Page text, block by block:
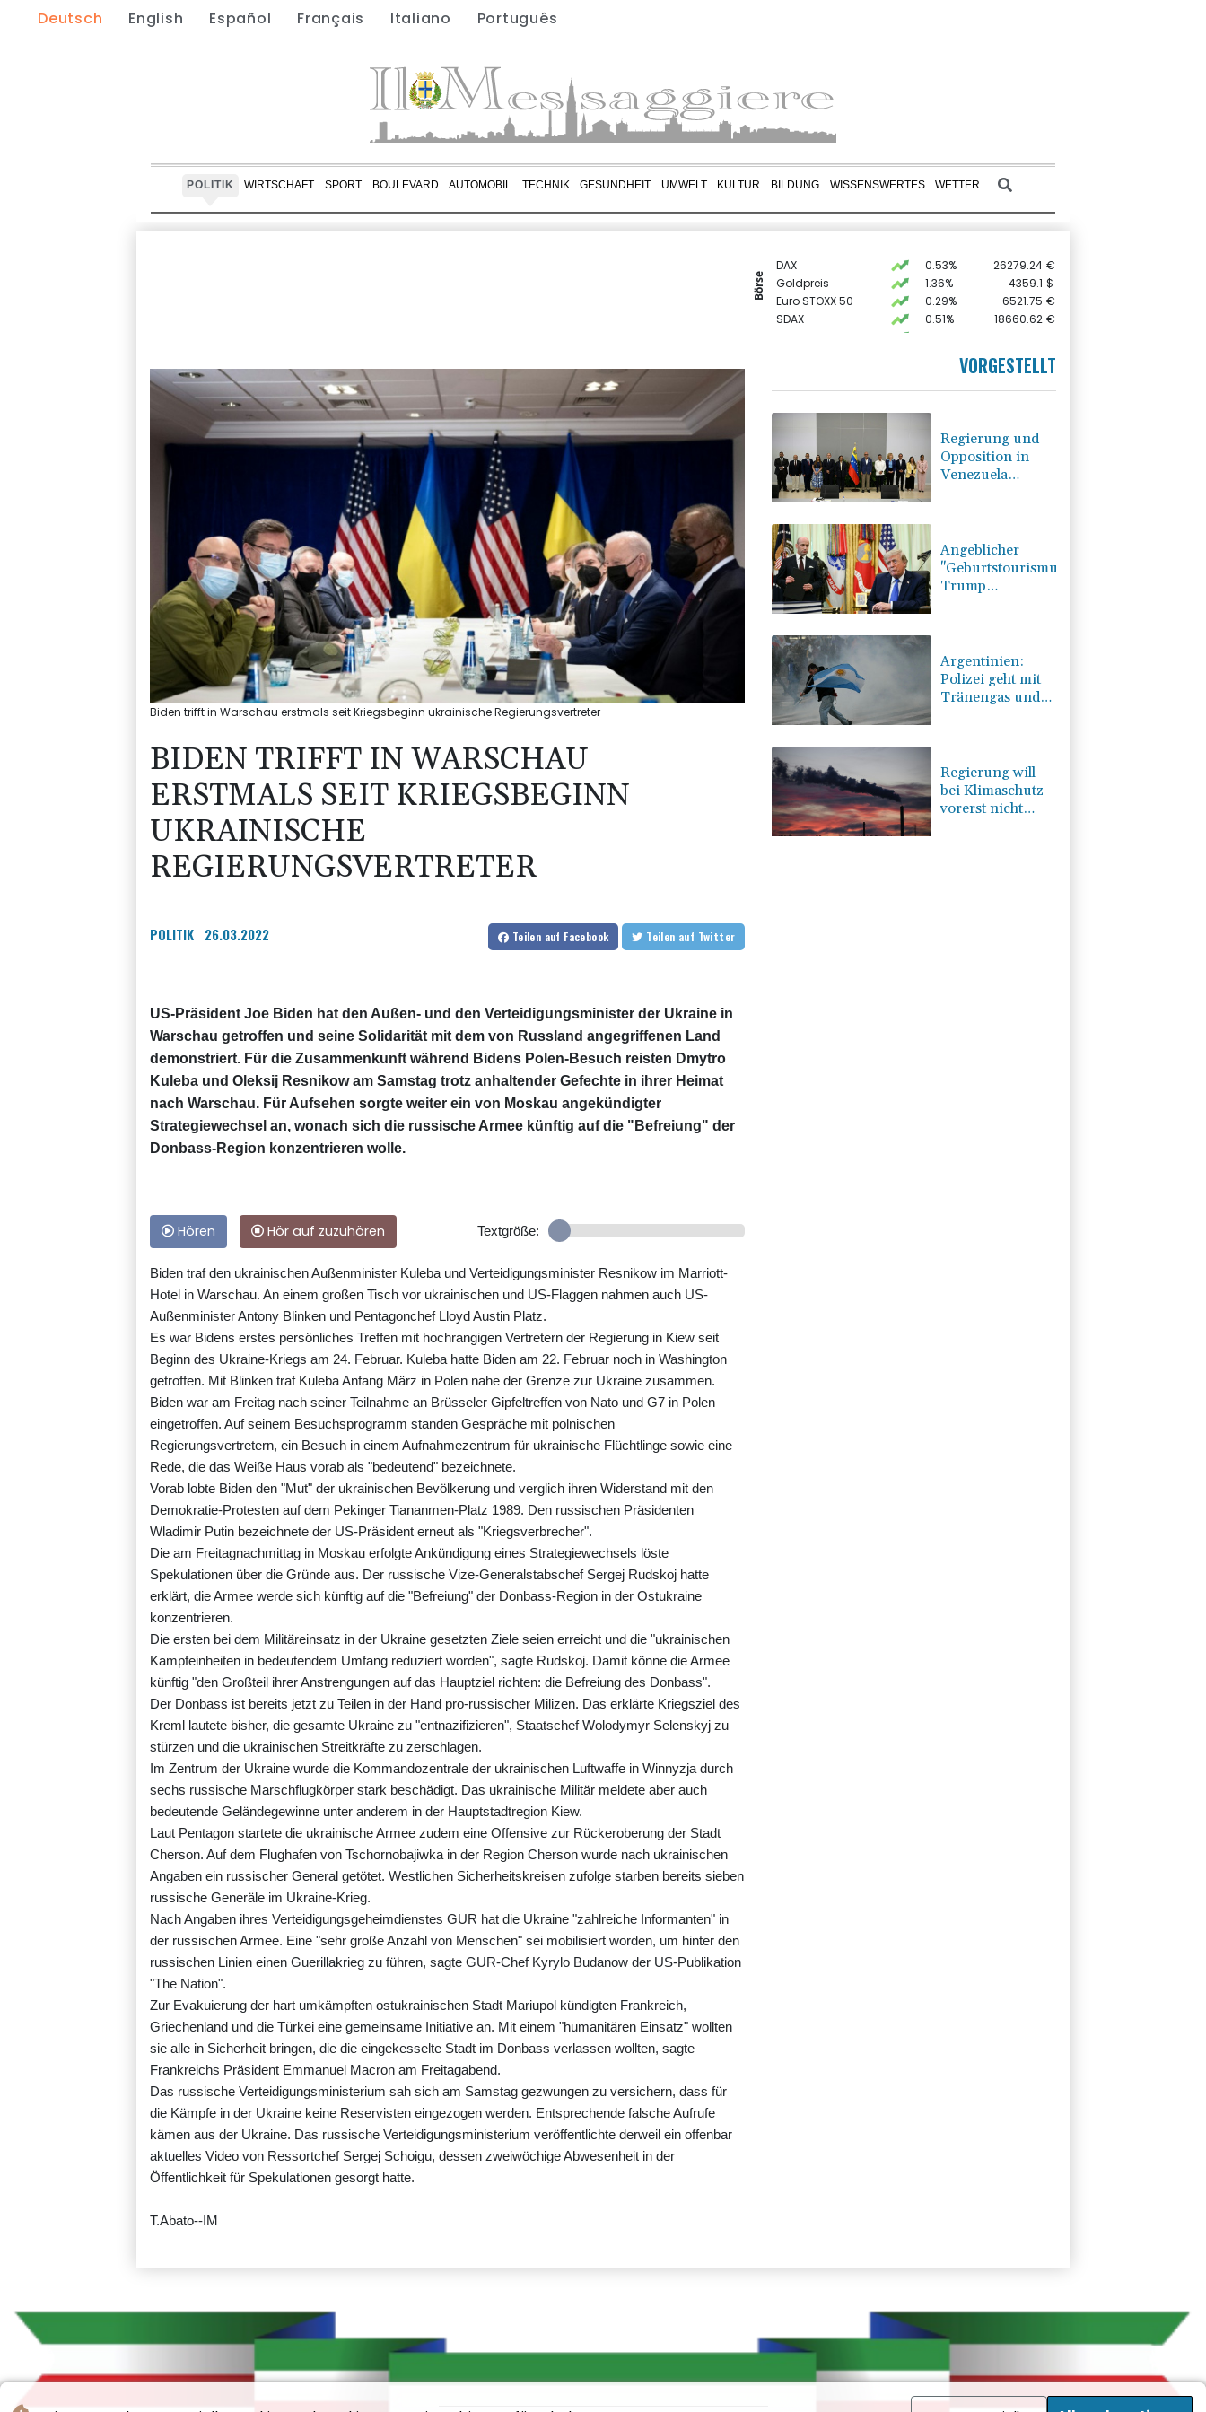
Deutsch English Español Français Italiano Português
POLITIK WIRTSCHAFT SPORT BOULEVARD AUTOMOBIL TECHNIK GESUNDHEIT UMWELT KULTUR BILDUNG WISSENSWERTES WETTER
Börse
DAX 0.53% 26279.24 €
Goldpreis
1.36% 4359.1 $
Euro STOXX 50
0.29% 6521.75 €
SDAX
0.51% 18660.62 €
32522.97 €
1.1526 $
Biden trifft in Warschau erstmals seit Kriegsbeginn ukrainische Regierungsvertreter
BIDEN TRIFFT IN WARSCHAU
ERSTMALS SEIT KRIEGSBEGINN
UKRAINISCHE
REGIERUNGSVERTRETER
POLITIK 26.03.2022 Teilen auf Facebook Teilen auf Twitter
US-Präsident Joe Biden hat den Außen- und den Verteidigungsminister der Ukraine in
Warschau getroffen und seine Solidarität mit dem von Russland angegriffenen Land
demonstriert. Für die Zusammenkunft während Bidens Polen-Besuch reisten Dmytro
Kuleba und Oleksij Resnikow am Samstag trotz anhaltender Gefechte in ihrer Heimat
nach Warschau. Für Aufsehen sorgte weiter ein von Moskau angekündigter
Strategiewechsel an, wonach sich die russische Armee künftig auf die "Befreiung" der
Donbass-Region konzentrieren wolle.
Hören Hör auf zuzuhören Textgröße:
Biden traf den ukrainischen Außenminister Kuleba und Verteidigungsminister Resnikow im Marriott-
Hotel in Warschau. An einem großen Tisch vor ukrainischen und US-Flaggen nahmen auch US-
Außenminister Antony Blinken und Pentagonchef Lloyd Austin Platz.
Es war Bidens erstes persönliches Treffen mit hochrangigen Vertretern der Regierung in Kiew seit
Beginn des Ukraine-Kriegs am 24. Februar. Kuleba hatte Biden am 22. Februar noch in Washington
getroffen. Mit Blinken traf Kuleba Anfang März in Polen nahe der Grenze zur Ukraine zusammen.
Biden war am Freitag nach seiner Teilnahme an Brüsseler Gipfeltreffen von Nato und G7 in Polen
eingetroffen. Auf seinem Besuchsprogramm standen Gespräche mit polnischen
Regierungsvertretern, ein Besuch in einem Aufnahmezentrum für ukrainische Flüchtlinge sowie eine
Rede, die das Weiße Haus vorab als "bedeutend" bezeichnete.
Vorab lobte Biden den "Mut" der ukrainischen Bevölkerung und verglich ihren Widerstand mit den
Demokratie-Protesten auf dem Pekinger Tiananmen-Platz 1989. Den russischen Präsidenten
Wladimir Putin bezeichnete der US-Präsident erneut als "Kriegsverbrecher".
Die am Freitagnachmittag in Moskau erfolgte Ankündigung eines Strategiewechsels löste
Spekulationen über die Gründe aus. Der russische Vize-Generalstabschef Sergej Rudskoj hatte
erklärt, die Armee werde sich künftig auf die "Befreiung" der Donbass-Region in der Ostukraine
konzentrieren.
Die ersten bei dem Militäreinsatz in der Ukraine gesetzten Ziele seien erreicht und die "ukrainischen
Kampfeinheiten in bedeutendem Umfang reduziert worden", sagte Rudskoj. Damit könne die Armee
künftig "den Großteil ihrer Anstrengungen auf das Hauptziel richten: die Befreiung des Donbass".
Der Donbass ist bereits jetzt zu Teilen in der Hand pro-russischer Milizen. Das erklärte Kriegsziel des
Kreml lautete bisher, die gesamte Ukraine zu "entnazifizieren", Staatschef Wolodymyr Selenskyj zu
stürzen und die ukrainischen Streitkräfte zu zerschlagen.
Im Zentrum der Ukraine wurde die Kommandozentrale der ukrainischen Luftwaffe in Winnyzja durch
sechs russische Marschflugkörper stark beschädigt. Das ukrainische Militär meldete aber auch
bedeutende Geländegewinne unter anderem in der Hauptstadtregion Kiew.
Laut Pentagon startete die ukrainische Armee zudem eine Offensive zur Rückeroberung der Stadt
Cherson. Auf dem Flughafen von Tschornobajiwka in der Region Cherson wurde nach ukrainischen
Angaben ein russischer General getötet. Westlichen Sicherheitskreisen zufolge starben bereits sieben
russische Generäle im Ukraine-Krieg.
Nach Angaben ihres Verteidigungsgeheimdienstes GUR hat die Ukraine "zahlreiche Informanten" in
der russischen Armee. Eine "sehr große Anzahl von Menschen" sei mobilisiert worden, um hinter den
russischen Linien einen Guerillakrieg zu führen, sagte GUR-Chef Kyrylo Budanow der US-Publikation
"The Nation".
Zur Evakuierung der hart umkämpften ostukrainischen Stadt Mariupol kündigten Frankreich,
Griechenland und die Türkei eine gemeinsame Initiative an. Mit einem "humanitären Einsatz" wollten
sie alle in Sicherheit bringen, die die eingekesselte Stadt im Donbass verlassen wollten, sagte
Frankreichs Präsident Emmanuel Macron am Freitagabend.
Das russische Verteidigungsministerium sah sich am Samstag gezwungen zu versichern, dass für
die Kämpfe in der Ukraine keine Reservisten eingezogen werden. Entsprechende falsche Aufrufe
kämen aus der Ukraine. Das russische Verteidigungsministerium veröffentlichte derweil ein offenbar
aktuelles Video von Ressortchef Sergej Schoigu, dessen zweiwöchige Abwesenheit in der
Öffentlichkeit für Spekulationen gesorgt hatte.
T.Abato--IM
VORGESTELLT
Regierung und
Opposition in
Venezuela
Machado
Angeblicher
"Geburtstourismus":
Trump
Staatsbürgerschaft
Argentinien:
Polizei geht mit
Tränengas und
Regierung will
bei Klimaschutz
vorerst nicht